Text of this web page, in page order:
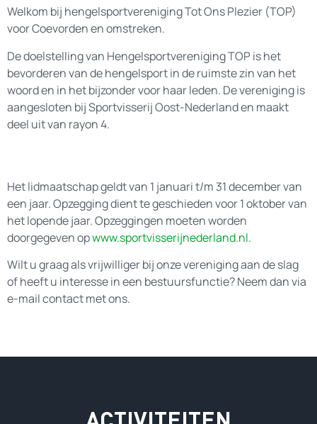
Welkom bij hengelsportvereniging Tot Ons Plezier (TOP)
voor Coevorden en omstreken.
De doelstelling van Hengelsportvereniging TOP is het
bevorderen van de hengelsport in de ruimste zin van het
woord en in het bijzonder voor haar leden. De vereniging is
aangesloten bij Sportvisserij Oost-Nederland en maakt
deel uit van rayon 4.
Het lidmaatschap geldt van 1 januari t/m 31 december van
een jaar. Opzegging dient te geschieden voor 1 oktober van
het lopende jaar. Opzeggingen moeten worden
doorgegeven opwww.sportvisserijnederland.nl.
Wilt u graag als vrijwilliger bij onze vereniging aan de slag
of heeft u interesse in een bestuursfunctie? Neem dan via
e-mail contact met ons.